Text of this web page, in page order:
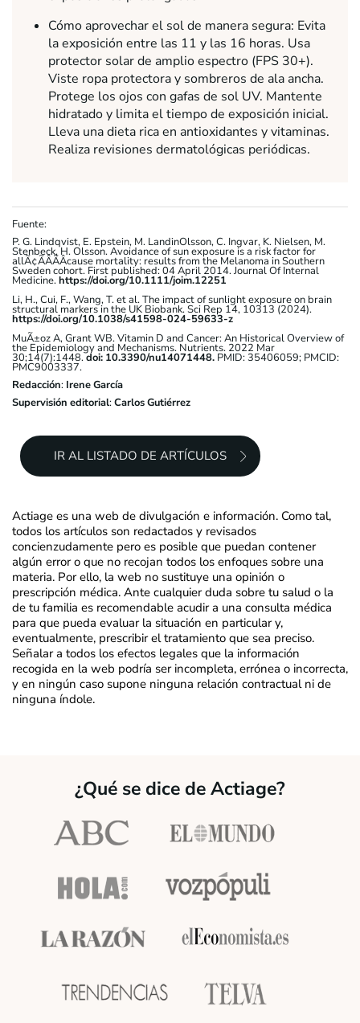
Cómo aprovechar el sol de manera segura: Evita
la exposición entre las 11 y las 16 horas. Usa
protector solar de amplio espectro (FPS 30+).
Viste ropa protectora y sombreros de ala ancha.
Protege los ojos con gafas de sol UV. Mantente
hidratado y limita el tiempo de exposición inicial.
Lleva una dieta rica en antioxidantes y vitaminas.
Realiza revisiones dermatológicas periódicas.
Fuente:
P. G. Lindqvist, E. Epstein, M. LandinOlsson, C. Ingvar, K. Nielsen, M.
Stenbeck, H. Olsson. Avoidance of sun exposure is a risk factor for
allÃ¢ÃÂÃÂcause mortality: results from the Melanoma in Southern
Sweden cohort. First published: 04 April 2014. Journal Of Internal
Medicine.https://doi.org/10.1111/joim.12251
Li, H., Cui, F., Wang, T. et al. The impact of sunlight exposure on brain
structural markers in the UK Biobank. Sci Rep 14, 10313 (2024).
https://doi.org/10.1038/s41598-024-59633-z
MuÃ±oz A, Grant WB. Vitamin D and Cancer: An Historical Overview of
the Epidemiology and Mechanisms. Nutrients. 2022 Mar
30;14(7):1448.doi: 10.3390/nu14071448. PMID: 35406059; PMCID:
PMC9003337.
Redacción: Irene García
Supervisión editorial:Carlos Gutiérrez
IR AL LISTADO DE ARTÍCULOS
Actiage es una web de divulgación e información. Como tal,
todos los artículos son redactados y revisados
concienzudamente pero es posible que puedan contener
algún error o que no recojan todos los enfoques sobre una
materia. Por ello, la web no sustituye una opinión o
prescripción médica. Ante cualquier duda sobre tu salud o la
de tu familia es recomendable acudir a una consulta médica
para que pueda evaluar la situación en particular y,
eventualmente, prescribir el tratamiento que sea preciso.
Señalar a todos los efectos legales que la información
recogida en la web podría ser incompleta, errónea o incorrecta,
y en ningún caso supone ninguna relación contractual ni de
ninguna índole.
¿Qué se dice de Actiage?